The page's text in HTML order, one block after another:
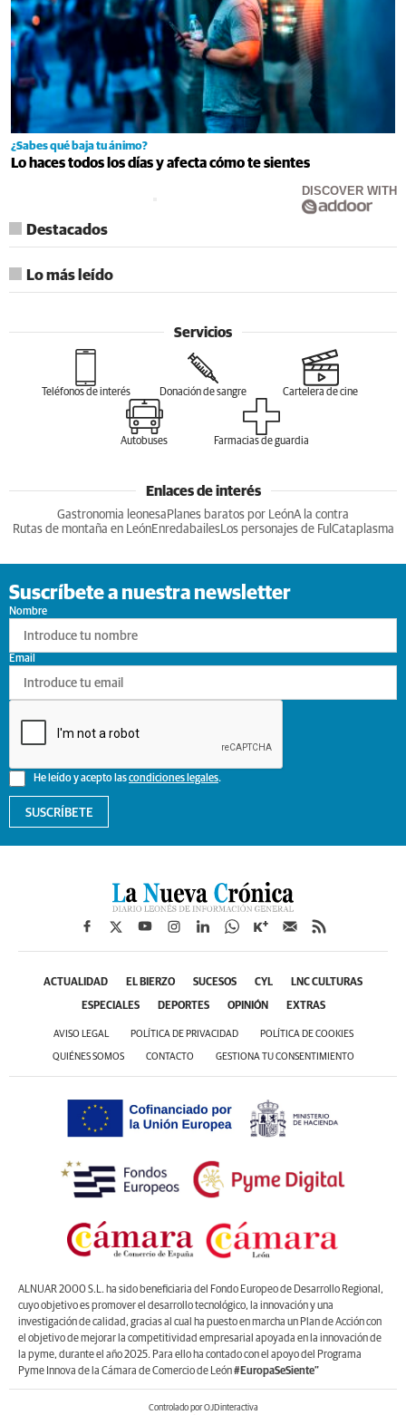
¿Sabes qué baja tu ánimo?
Lo haces todos los días y afecta cómo te sientes
DISCOVER WITH
Destacados
Lo más leído
Servicios
Teléfonos de interés Donación de sangre Cartelera de cine
Autobuses Farmacias de guardia
Enlaces de interés
Gastronomia leonesa Planes baratos por LeónA la contra
Rutas de montaña en LeónEnredabailesLos personajes de Ful Cataplasma
Suscríbete a nuestra newsletter
Nombre
He leído y acepto lascondiciones legales.
Email
SUSCRÍBETE
ACTUALIDAD EL BIERZO SUCESOS CYL LNC CULTURAS
ESPECIALES DEPORTES OPINIÓN EXTRAS
AVISO LEGAL POLÍTICA DE PRIVACIDAD POLÍTICA DE COOKIES
QUIÉNES SOMOS CONTACTO GESTIONA TU CONSENTIMIENTO
ALNUAR 2000 S.L. ha sido beneficiaria del Fondo Europeo de Desarrollo Regional,
cuyo objetivo es promover el desarrollo tecnológico, la innovación y una
investigación de calidad, gracias al cual ha puesto en marcha un Plan de Acción con
el objetivo de mejorar la competitividad empresarial apoyada en la innovación de
la pyme, durante el año 2025. Para ello ha contado con el apoyo del Programa
Pyme Innova de la Cámara de Comercio de León#EuropaSeSiente”
Controlado por OJDinteractiva